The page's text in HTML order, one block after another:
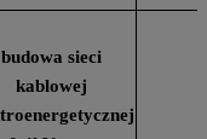
budowa sieci
kablowej